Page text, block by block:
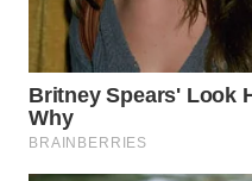
WAHANA
INFRASTRUKTUR
WAHANA
KONSUMEN